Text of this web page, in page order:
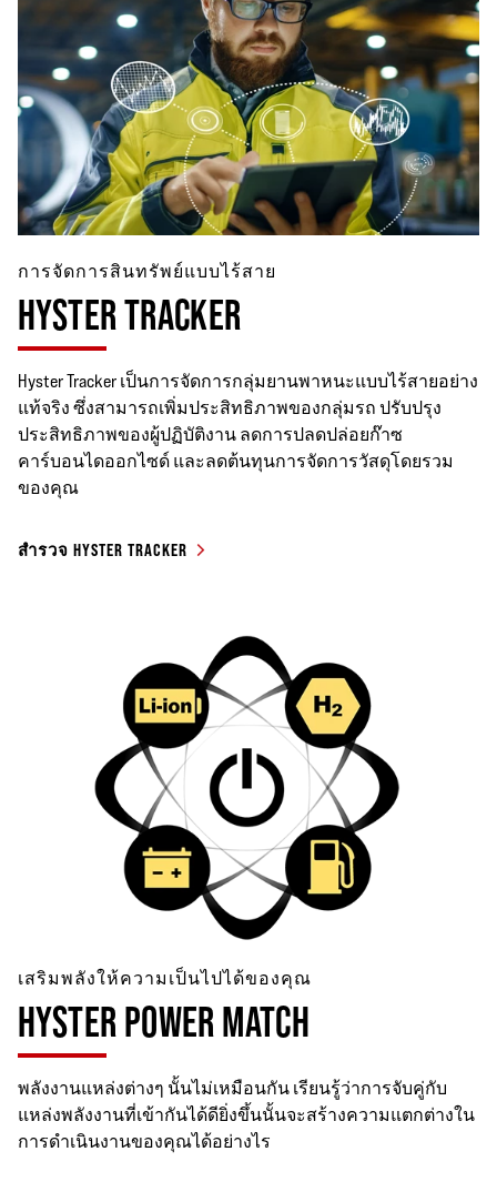
การจัดการสินทรัพย์แบบไร้สาย
HYSTER TRACKER
Hyster Tracker เป็นการจัดการกลุ่มยานพาหนะแบบไร้สายอย่าง
แท้จริง ซึ่งสามารถเพิ่มประสิทธิภาพของกลุ่มรถ ปรับปรุง
ประสิทธิภาพของผู้ปฏิบัติงาน ลดการปลดปล่อยก๊าซ
คาร์บอนไดออกไซด์ และลดต้นทุนการจัดการวัสดุโดยรวม
ของคุณ
สำรวจ HYSTER TRACKER
เสริมพลังให้ความเป็นไปได้ของคุณ
HYSTER POWER MATCH
พลังงานแหล่งต่างๆ นั้นไม่เหมือนกัน เรียนรู้ว่าการจับคู่กับ
แหล่งพลังงานที่เข้ากันได้ดียิ่งขึ้นนั้นจะสร้างความแตกต่างใน
การดำเนินงานของคุณได้อย่างไร